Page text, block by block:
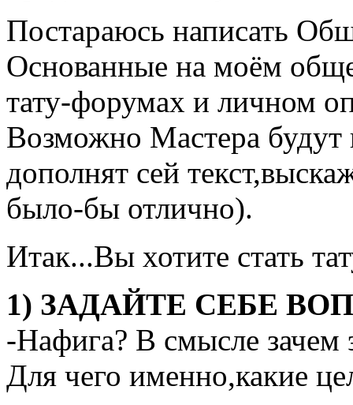
Постараюсь написать
Основанные на моём
тату-форумах и личном
Возможно Мастера
дополнят сей
было-бы отлично).
Итак...Вы хотите стать
1) ЗАДАЙТЕ СЕБЕ
-Нафига? В смысле
Для чего именно,какие